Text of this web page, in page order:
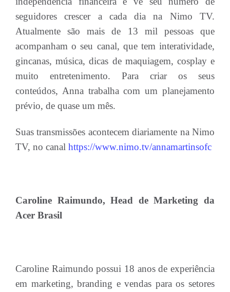
seguidores crescer a cada dia na Nimo TV.
Atualmente são mais de 13 mil pessoas que
acompanham o seu canal, que tem interatividade,
gincanas, música, dicas de maquiagem, cosplay e
muito entretenimento. Para criar os seus
conteúdos, Anna trabalha com um planejamento
prévio, de quase um mês.
Suas transmissões acontecem diariamente na Nimo
TV, no canal https://www.nimo.tv/annamartinsofc
Caroline Raimundo, Head de Marketing da
Acer Brasil
Caroline Raimundo possui 18 anos de experiência
em marketing, branding e vendas para os setores